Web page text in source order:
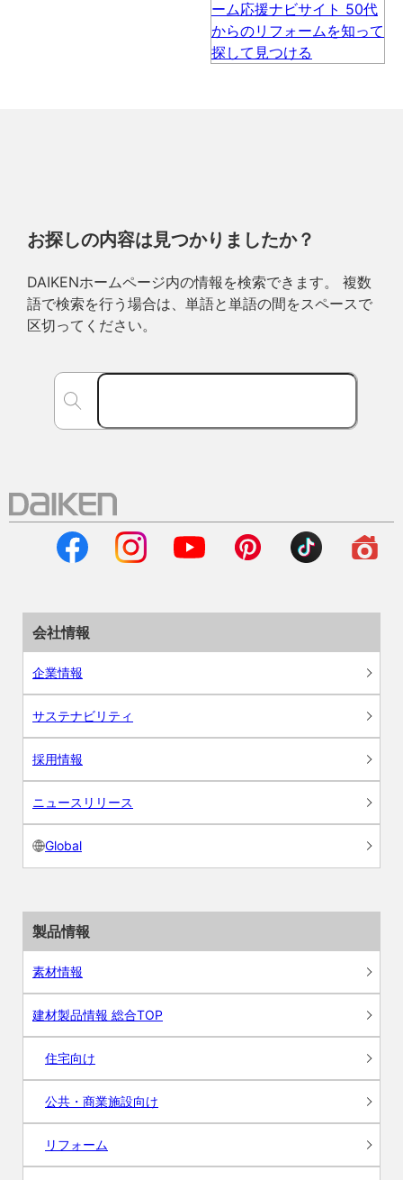
お探しの内容は見つかりましたか？
DAIKENホームページ内の情報を検索できます。 複数
語で検索を行う場合は、単語と単語の間をスペースで
区切ってください。
会社情報
企業情報
サステナビリティ
採用情報
ニュースリリース
Global
製品情報
素材情報
建材製品情報 総合TOP
住宅向け
公共・商業施設向け
リフォーム